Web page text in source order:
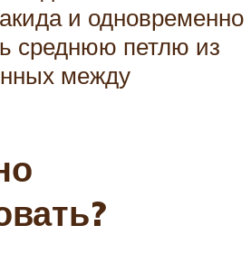
и одновременно
среднюю петлю из
между